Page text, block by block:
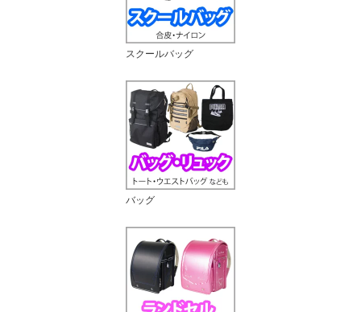
スクールバッグ
バッグ